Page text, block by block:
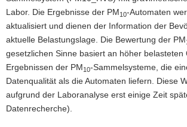
Labor. Die Ergebnisse der PM10-Automaten
aktualisiert und dienen der Information der
aktuelle Belastungslage. Die Bewertung der PM
gesetzlichen Sinne basiert an höher belasteten
Ergebnissen der PM10-Sammelsysteme, die
Datenqualität als die Automaten liefern. Diese
aufgrund der Laboranalyse erst einige Zeit
Datenrecherche).